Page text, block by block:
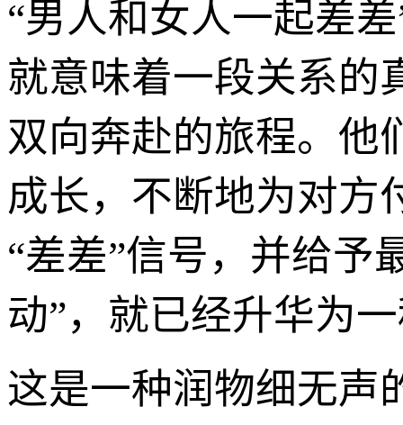
“男人和女人一起差
就意味着一段关系的
双向奔赴的旅程。他
成长，不断地为对方
“差差”信号，并给予
动”，就已经升华为
这是一种润物细无声